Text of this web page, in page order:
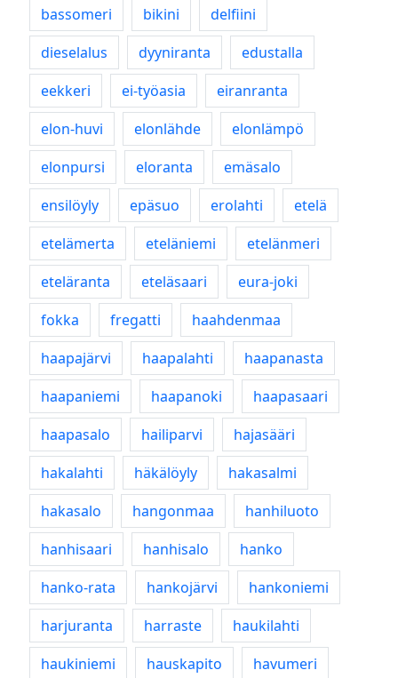
bassomeri
bikini
delfiini
dieselalus
dyyniranta
edustalla
eekkeri
ei-työasia
eiranranta
elon-huvi
elonlähde
elonlämpö
elonpursi
eloranta
emäsalo
ensilöyly
epäsuo erolahti
etelä
etelämerta
eteläniemi
etelänmeri
eteläranta
eteläsaari
eura-joki
fokka
fregatti
haahdenmaa
haapajärvi
haapalahti
haapanasta
haapaniemi
haapanoki
haapasaari
haapasalo
hailiparvi
hajasääri
hakalahti
häkälöyly
hakasalmi
hakasalo
hangonmaa
hanhiluoto
hanhisaari
hanhisalo
hanko
hanko-rata
hankojärvi
hankoniemi
harjuranta
harraste
haukilahti
haukiniemi
hauskapito
havumeri